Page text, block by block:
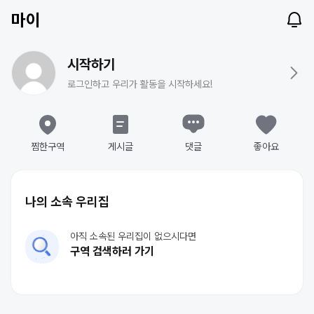
마이
시작하기
로그인하고 우리가 활동을 시작하세요!
찜한구역 게시글 댓글 좋아요
나의 소속 우리집
아직 소속된 우리집이 없으시다면
구역 검색하러 가기